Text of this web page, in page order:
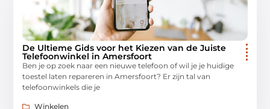
De Ultieme Gids voor het Kiezen van de Juiste
Telefoonwinkel in Amersfoort
Ben je op zoek naar een nieuwe telefoon of wil je je huidige
toestel laten repareren in Amersfoort? Er zijn tal van
telefoonwinkels die je
Winkelen